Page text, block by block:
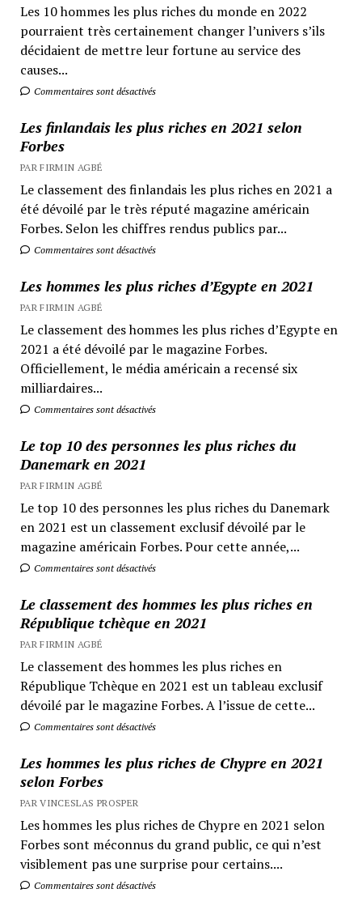
Les 10 hommes les plus riches du monde en 2022
pourraient très certainement changer l’univers s’ils
décidaient de mettre leur fortune au service des
causes...
Commentaires sont désactivés
Les finlandais les plus riches en 2021 selon
Forbes
PAR FIRMIN AGBÉ
Le classement des finlandais les plus riches en 2021 a
été dévoilé par le très réputé magazine américain
Forbes. Selon les chiffres rendus publics par...
Commentaires sont désactivés
Les hommes les plus riches d’Egypte en 2021
PAR FIRMIN AGBÉ
Le classement des hommes les plus riches d’Egypte en
2021 a été dévoilé par le magazine Forbes.
Officiellement, le média américain a recensé six
milliardaires...
Commentaires sont désactivés
Le top 10 des personnes les plus riches du
Danemark en 2021
PAR FIRMIN AGBÉ
Le top 10 des personnes les plus riches du Danemark
en 2021 est un classement exclusif dévoilé par le
magazine américain Forbes. Pour cette année,...
Commentaires sont désactivés
Le classement des hommes les plus riches en
République tchèque en 2021
PAR FIRMIN AGBÉ
Le classement des hommes les plus riches en
République Tchèque en 2021 est un tableau exclusif
dévoilé par le magazine Forbes. A l’issue de cette...
Commentaires sont désactivés
Les hommes les plus riches de Chypre en 2021
selon Forbes
PAR VINCESLAS PROSPER
Les hommes les plus riches de Chypre en 2021 selon
Forbes sont méconnus du grand public, ce qui n’est
visiblement pas une surprise pour certains....
Commentaires sont désactivés